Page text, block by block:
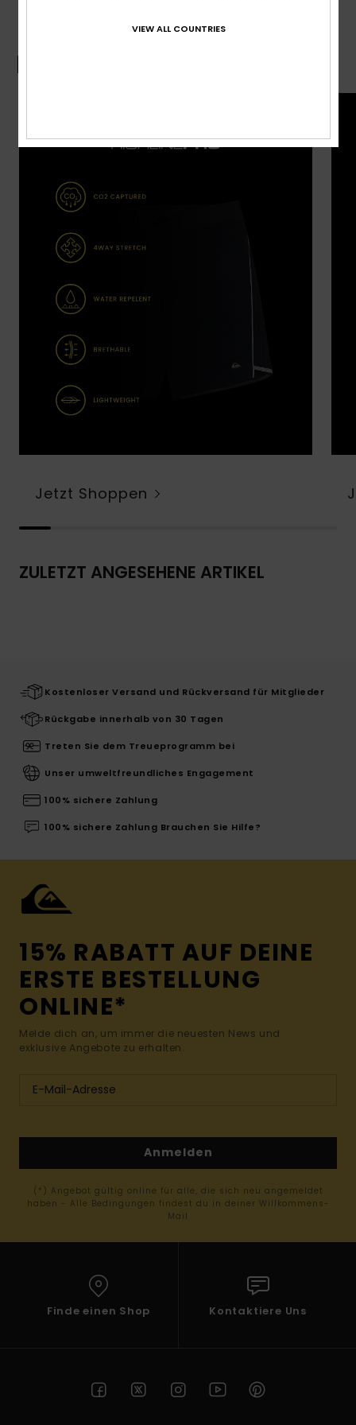
Boardshort-Guide
Jetzt Shoppen
ZULETZT ANGESEHENE ARTIKEL
Kostenloser Versand und Rückversand für Mitglieder
Rückgabe innerhalb von 30 Tagen
Treten Sie dem Treueprogramm bei
Unser umweltfreundliches Engagement
100% sichere Zahlung
100% sichere Zahlung Brauchen Sie Hilfe?
15% RABATT AUF DEINE
ERSTE BESTELLUNG
ONLINE*
Melde dich an, um immer die neuesten News und
exklusive Angebote zu erhalten.
Anmelden
(*) Angebot gültig online für alle, die sich neu angemeldet
haben - Alle Bedingungen findest du in deiner Willkommens-
Mail
Finde einen Shop Kontaktiere Uns
VIEW ALL COUNTRIES